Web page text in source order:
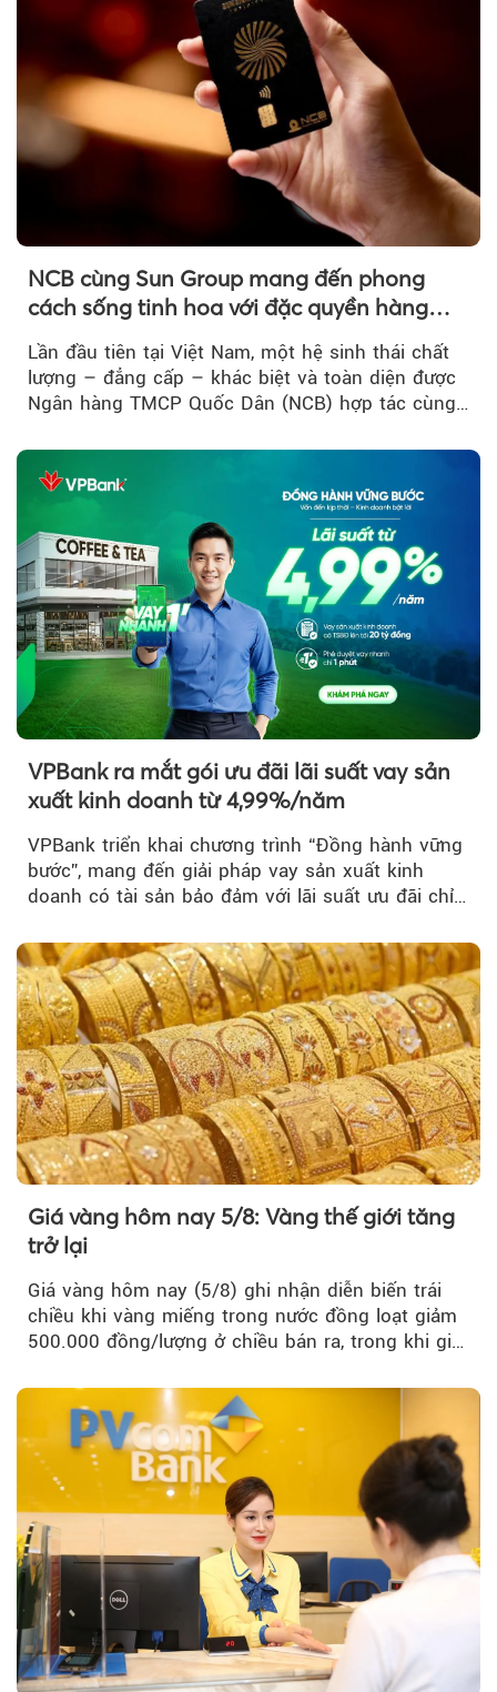
NCB cùng Sun Group mang đến phong
cách sống tinh hoa với đặc quyền hàng
đầu Việt Nam
Lần đầu tiên tại Việt Nam, một hệ sinh thái chất
lượng – đẳng cấp – khác biệt và toàn diện được
Ngân hàng TMCP Quốc Dân (NCB) hợp tác cùng
VPBank ra mắt gói ưu đãi lãi suất vay sản
xuất kinh doanh từ 4,99%/năm
VPBank triển khai chương trình “Đồng hành vững
bước”, mang đến giải pháp vay sản xuất kinh
doanh có tài sản bảo đảm với lãi suất ưu đãi chỉ
Giá vàng hôm nay 5/8: Vàng thế giới tăng
trở lại
Giá vàng hôm nay (5/8) ghi nhận diễn biến trái
chiều khi vàng miếng trong nước đồng loạt giảm
500.000 đồng/lượng ở chiều bán ra, trong khi giá
thương hiệu.